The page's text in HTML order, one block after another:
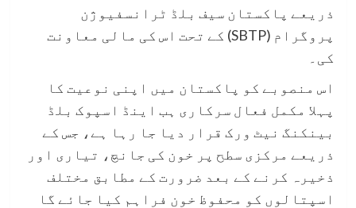
ذریعے پاکستان سیف بلڈ ٹرانسفیوژن
پروگرام (SBTP) کے تحت اس کی مالی معاونت
کی۔
اس منصوبے کو پاکستان میں اپنی نوعیت کا
پہلا مکمل فعال سرکاری ہب اینڈ اسپوک بلڈ
بینکنگ نیٹ ورک قرار دیا جا رہا ہے، جس کے
ذریعے مرکزی سطح پر خون کی جانچ، تیاری اور
ذخیرہ کرنے کے بعد ضرورت کے مطابق مختلف
اسپتالوں کو محفوظ خون فراہم کیا جائے گا